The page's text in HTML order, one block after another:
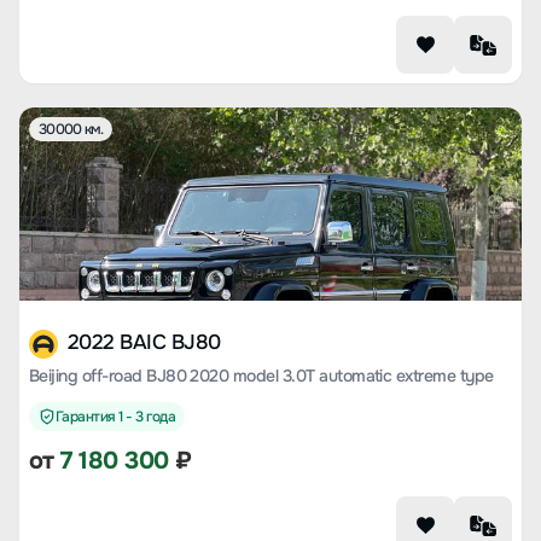
30000 км.
2022 BAIC BJ80
Beijing off-road BJ80 2020 model 3.0T automatic extreme type
Гарантия 1 - 3 года
от7 180 300₽